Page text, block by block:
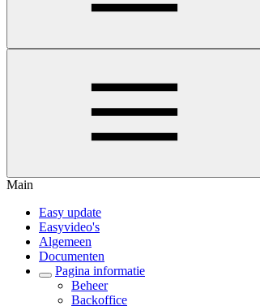
Main
Easy update
Easyvideo's
Algemeen
Documenten
Pagina informatie
Beheer
Backoffice